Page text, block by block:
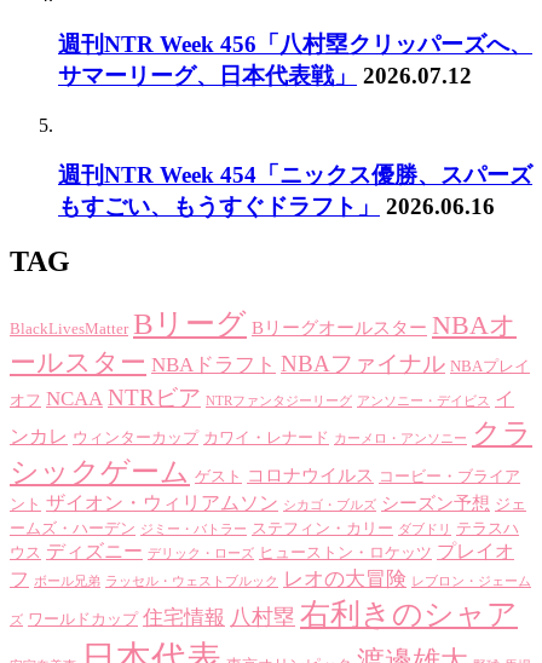
週刊NTR Week 456「八村塁クリッパーズへ、
サマーリーグ、日本代表戦」
2026.07.12
週刊NTR Week 454「ニックス優勝、スパーズ
もすごい、もうすぐドラフト」
2026.06.16
TAG
BlackLivesMatter Bリーグ Bリーグオールスター NBAオ
ールスター NBAドラフト NBAファイナル NBAプレイ
オフ NCAA NTRビア NTRファンタジーリーグ アンソニー・デイビス イ
ンカレ ウィンターカップ カワイ・レナード カーメロ・アンソニー
クラ
シックゲーム ゲスト コロナウイルス コービー・ブライア
ント ザイオン・ウィリアムソン シカゴ・ブルズ シーズン予想 ジェ
ームズ・ハーデン ジミー・バトラー ステフィン・カリー ダブドリ
テラスハ
ウス ディズニー デリック・ローズ ヒューストン・ロケッツ プレイオ
フ ボール兄弟 ラッセル・ウェストブルック レオの大冒険 レブロン・ジェーム
ズ ワールドカップ 住宅情報 八村塁 右利きのシャア